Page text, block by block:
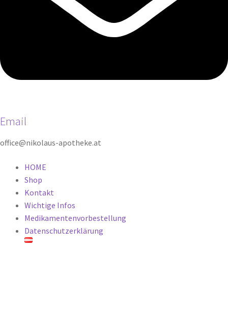
Email
office@nikolaus-apotheke.at
HOME
Shop
Kontakt
Wichtige Infos
Medikamentenvorbestellung
Datenschutzerklärung